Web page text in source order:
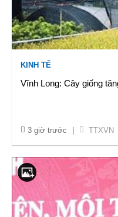
KINH TẾ
Vĩnh Long: Cây giống
3 giờ trước TTXVN